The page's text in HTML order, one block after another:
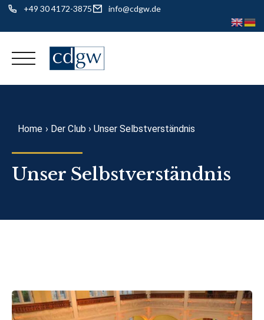
+49 30 4172-3875 info@cdgw.de
Skip
Home › Der Club › Unser Selbstverständnis
Unser Selbstverständnis